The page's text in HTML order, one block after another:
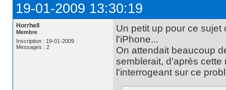
19-01-2009 13:30:19
Horrhell
Membre
Inscription : 19-01-2009
Messages : 2
Un petit up pour ce
l'iPhone...
On attendait beaucoup
semblerait, d'après
l'interrogeant sur ce